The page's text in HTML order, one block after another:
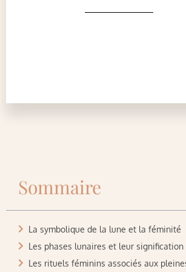
Sommaire
La symbolique de la lune et la féminité
Les phases lunaires et leur signification
Les rituels féminins associés aux